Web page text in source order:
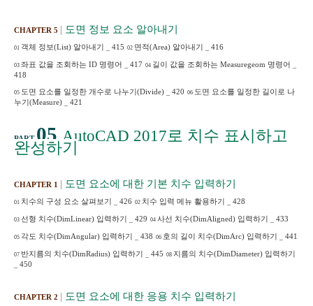
CHAPTER 5 | 도면 정보 요소 알아내기
01 객체 정보(List) 알아내기 415 02 면적(Area) 알아내기 416
03 좌표 값을 조회하는 ID 명령어 417 04 길이 값을 조회하는 Measuregeom 명령어
418
05 도면 요소를 일정한 개수로 나누기 (Divide) 420 06 도면 요소를 일정한 길이로 나
누기 (Measure) 421
PART 05 AutoCAD 2017 로 치수 표시하고
완성하기
CHAPTER 1 | 도면 요소에 대한 기본 치수 입력하기
01 치수의 구성 요소 살펴보기 426 02 치수 입력 메뉴 활용하기 428
03 선형 치수(DimLinear) 입력하기 429 04 사선 치수(DimAligned) 입력하기 433
05 각도 치수(DimAngular) 입력하기 438 06 호의 길이 치수(DimArc) 입력하기 441
07 반지름의 치수(DimRadius) 입력하기 445 08 지름의 치수(DimDiameter) 입력하기
450
CHAPTER 2 | 도면 요소에 대한 응용 치수 입력하기